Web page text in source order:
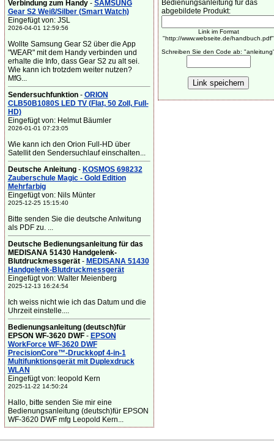
Verbindung zum Handy- SAMSUNG
Gear S2 Weiß/Silber (Smart Watch)
Eingefügt von: JSL
2026-04-01 12:59:56
Wollte Samsung Gear S2 über die App
"WEAR" mit dem Handy verbinden und
erhalte die Info, dass Gear S2 zu alt sei.
Wie kann ich trotzdem weiter nutzen?
MfG...
Sendersuchfunktion- ORION
CLB50B1080S LED TV (Flat, 50 Zoll, Full-
HD)
Eingefügt von: Helmut Bäumler
2026-01-01 07:23:05
Wie kann ich den Orion Full-HD über
Satellit den Sendersuchlauf einschalten...
Deutsche Anleitung- KOSMOS 698232
Zauberschule Magic - Gold Edition
Mehrfarbig
Eingefügt von: Nils Münter
2025-12-25 15:15:40
Bitte senden Sie die deutsche Anlwitung
als PDF zu. ...
Deutsche Bedienungsanleitung für das
MEDISANA 51430 Handgelenk-
Blutdruckmessgerät- MEDISANA 51430
Handgelenk-Blutdruckmessgerät
Eingefügt von: Walter Meienberg
2025-12-13 16:24:54
Ich weiss nicht wie ich das Datum und die
Uhrzeit einstelle....
Bedienungsanleitung (deutsch)für
EPSON WF-3620 DWF- EPSON
WorkForce WF-3620 DWF
PrecisionCore™-Druckkopf 4-in-1
Multifunktionsgerät mit Duplexdruck
WLAN
Eingefügt von: leopold Kern
2025-11-22 14:50:24
Hallo, bitte senden Sie mir eine
Bedienungsanleitung (deutsch)für EPSON
WF-3620 DWF mfg Leopold Kern...
Bedienungsanleitung für das
abgebildete Produkt:
Link im Format
"http://www.webseite.de/handbuch.pdf"
Schreiben Sie den Code ab: